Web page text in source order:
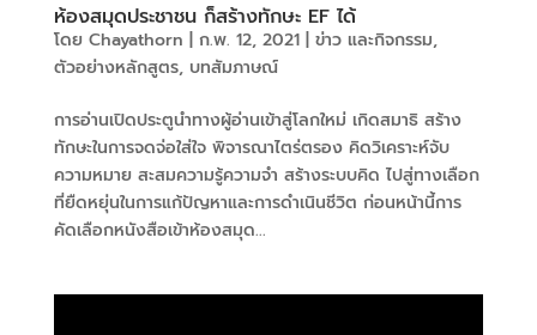
ห้องสมุดประชาชน ก็สร้างทักษะ EF ได้
โดย Chayathorn | ก.พ. 12, 2021| ข่าว และกิจกรรม,
ตัวอย่างหลักสูตร, บทสัมภาษณ์
การอ่านเปิดประตูนำทางผู้อ่านเข้าสู่โลกใหม่ เกิดสมาธิ สร้าง
ทักษะในการจดจ่อใส่ใจ พิจารณาไตร่ตรอง คิดวิเคราะห์จับ
ความหมาย สะสมความรู้ความจำ สร้างระบบคิด ไปสู่ทางเลือก
ที่ยืดหยุ่นในการแก้ปัญหาและการดำเนินชีวิต ก่อนหน้านี้การ
คัดเลือกหนังสือเข้าห้องสมุด...